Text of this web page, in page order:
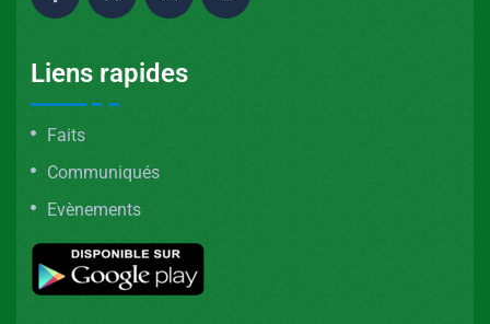
Liens rapides
Faits
Communiqués
Evènements